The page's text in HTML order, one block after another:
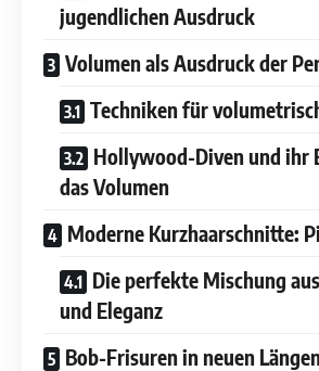
jugendlichen Ausdruck
Volumen als Ausdruck der
Techniken für
Hollywood-Diven und ihr
das Volumen
Moderne Kurzhaarschnitte:
Die perfekte Mischung
und Eleganz
Bob-Frisuren in neuen Längen